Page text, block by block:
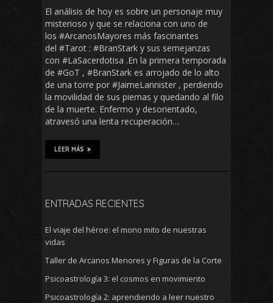
El análisis de hoy es sobre un personaje muy
misterioso y que se relaciona con uno de
los #ArcanosMayores más fascinantes
del #Tarot : #BranStark y sus semejanzas
con #LaSacerdotisa .En la primera temporada
de #GoT , #BranStark es arrojado de lo alto
de una torre por #JaimeLannister , perdiendo
la movilidad de sus piernas y quedando al filo
de la muerte. Enfermo y desorientado,
atravesó una lenta recuperación…
LEER MÁS
ENTRADAS RECIENTES
El viaje del héroe: el mono mito de nuestras
vidas
Taller de Arcanos Menores y Figuras de la Corte
Psicoastrología 3: el cosmos en movimiento
Psicoastrología 2: aprendiendo a leer nuestro